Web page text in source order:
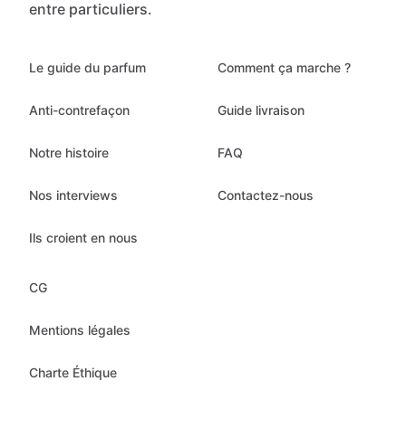
entre particuliers.
Le guide du parfum
Anti-contrefaçon
Notre histoire
Nos interviews
Ils croient en nous
Comment ça marche ?
Guide livraison
FAQ
Contactez-nous
CG
Mentions légales
Charte Éthique